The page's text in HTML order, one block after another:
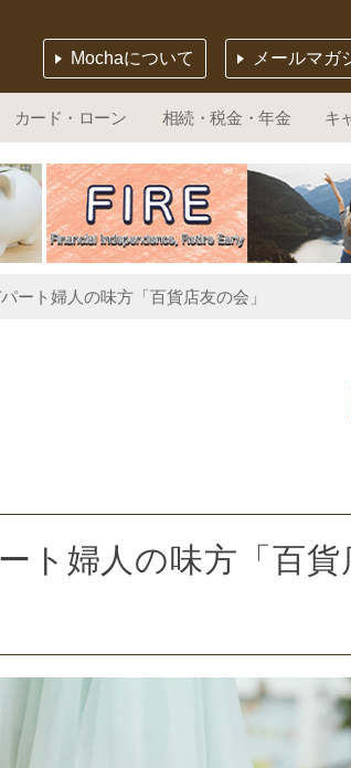
メールマガ
Mochaについて
カード・ローン 相続・税金・年金 キ
ート婦人の味方「百貨店友の会」
ト婦人の味方「百貨